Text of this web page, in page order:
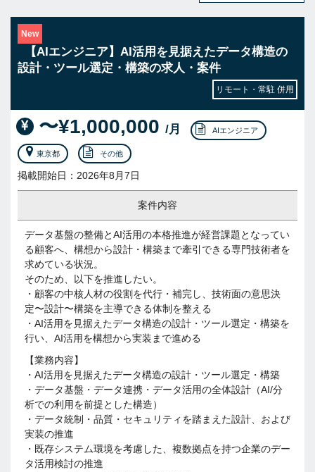
New
【AIエンジニア】AI活用を見据えたデータ構造の
設計・ツール選定・構築の求人・案件
リモート・常駐 併用
〜¥1,000,000 /月 AIエンジニア
東京都 その他
掲載開始日：2026年8月7日
案件内容
データ基盤の整備とAI活用の本格推進が経営課題となってい
る顧客へ、構想から設計・構築まで牽引できる専門技術者を
求めている状況。
そのため、以下を推進したい。
・顧客の中核人材の役割を代行・補完し、技術面の意思決
定〜設計〜構築を主導できる体制を整える
・AI活用を見据えたデータ構造の設計・ツール選定・構築を
行い、AI活用を構想から実装まで進める
【業務内容】
・AI活用を見据えたデータ構造の設計・ツール選定・構築
・データ基盤・データ連携・データ活用の全体設計（AI/分
析での利用を前提とした構造）
・データ統制・品質・セキュリティを踏まえた設計、および
実装の推進
・既存システム環境を考慮した、複数拠点を持つ企業のデー
タ活用検討の推進